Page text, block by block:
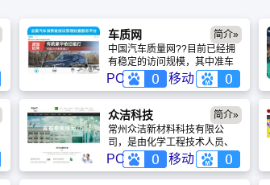
车质网
中国汽车质量网??目前已经拥
有稳定的访问规模，其中准车
主的比例直线上升，已经成为
购买汽车的消费者了解相关车
型质量状况的最有效平台。
PC 移动
简介»
众洁科技
常州众洁新材料科技有限公
司，是由化学工程技术人员、
汽车工程师和环保科技人员共
同创建的一家企业，专业从事
车用功能性化学品配方，汽车
PC 移动
简介»